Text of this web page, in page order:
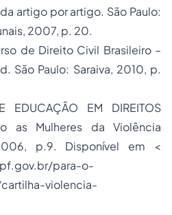
artigo por artigo. São Paulo:
2007, p. 20.
de Direito Civil Brasileiro –
São Paulo: Saraiva, 2010, p.
EDUCAÇÃO EM DIREITOS
as Mulheres da Violência
p.9. Disponível em <
para-o-
violencia-